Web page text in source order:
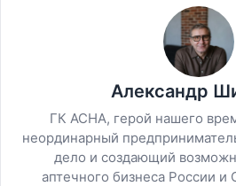
Александр
ГК АСНА, герой нашего
неординарный
дело и создающий
аптечного бизнеса России